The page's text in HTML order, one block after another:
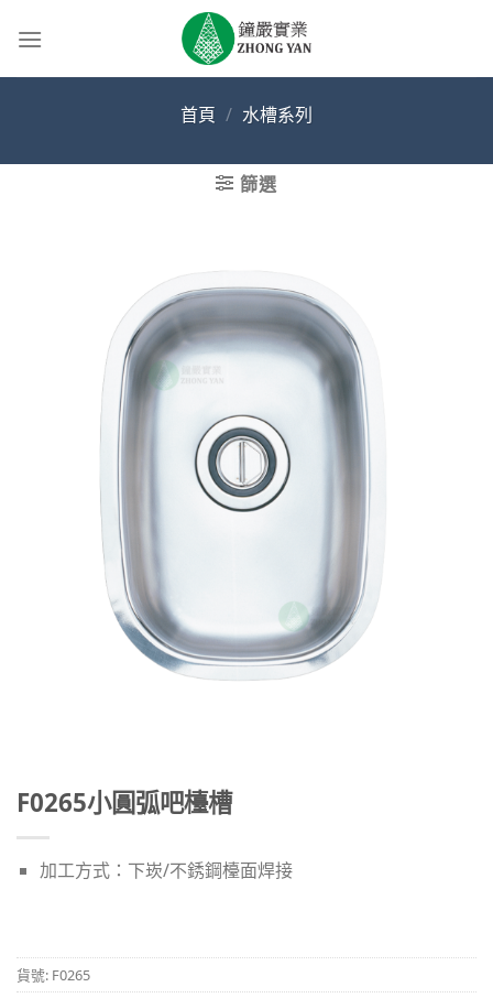
首頁 / 水槽系列
篩選
F0265小圓弧吧檯槽
加工方式：下崁/不銹鋼檯面焊接
貨號: F0265